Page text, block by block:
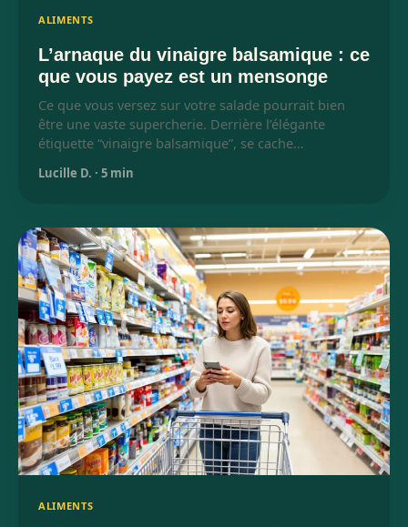
ALIMENTS
L’arnaque du vinaigre balsamique : ce
que vous payez est un mensonge
Ce que vous versez sur votre salade pourrait bien
être une vaste supercherie. Derrière l’élégante
étiquette “vinaigre balsamique”, se cache…
Lucille D. · 5 min
ALIMENTS